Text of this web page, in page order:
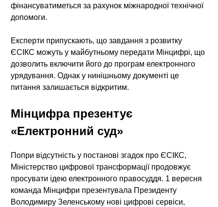
фінансуватиметься за рахунок міжнародної технічної
допомоги.
Експерти припускають, що завдання з розвитку
ЄСІКС можуть у майбутньому передати Мінцифрі, що
дозволить включити його до програм електронного
урядування. Однак у нинішньому документі це
питання залишається відкритим.
Мінцифра презентує
«Електронний суд»
Попри відсутність у постанові згадок про ЄСІКС,
Міністерство цифрової трансформації продовжує
просувати ідею електронного правосуддя. 1 вересня
команда Мінцифри презентувала Президенту
Володимиру Зеленському нові цифрові сервіси,